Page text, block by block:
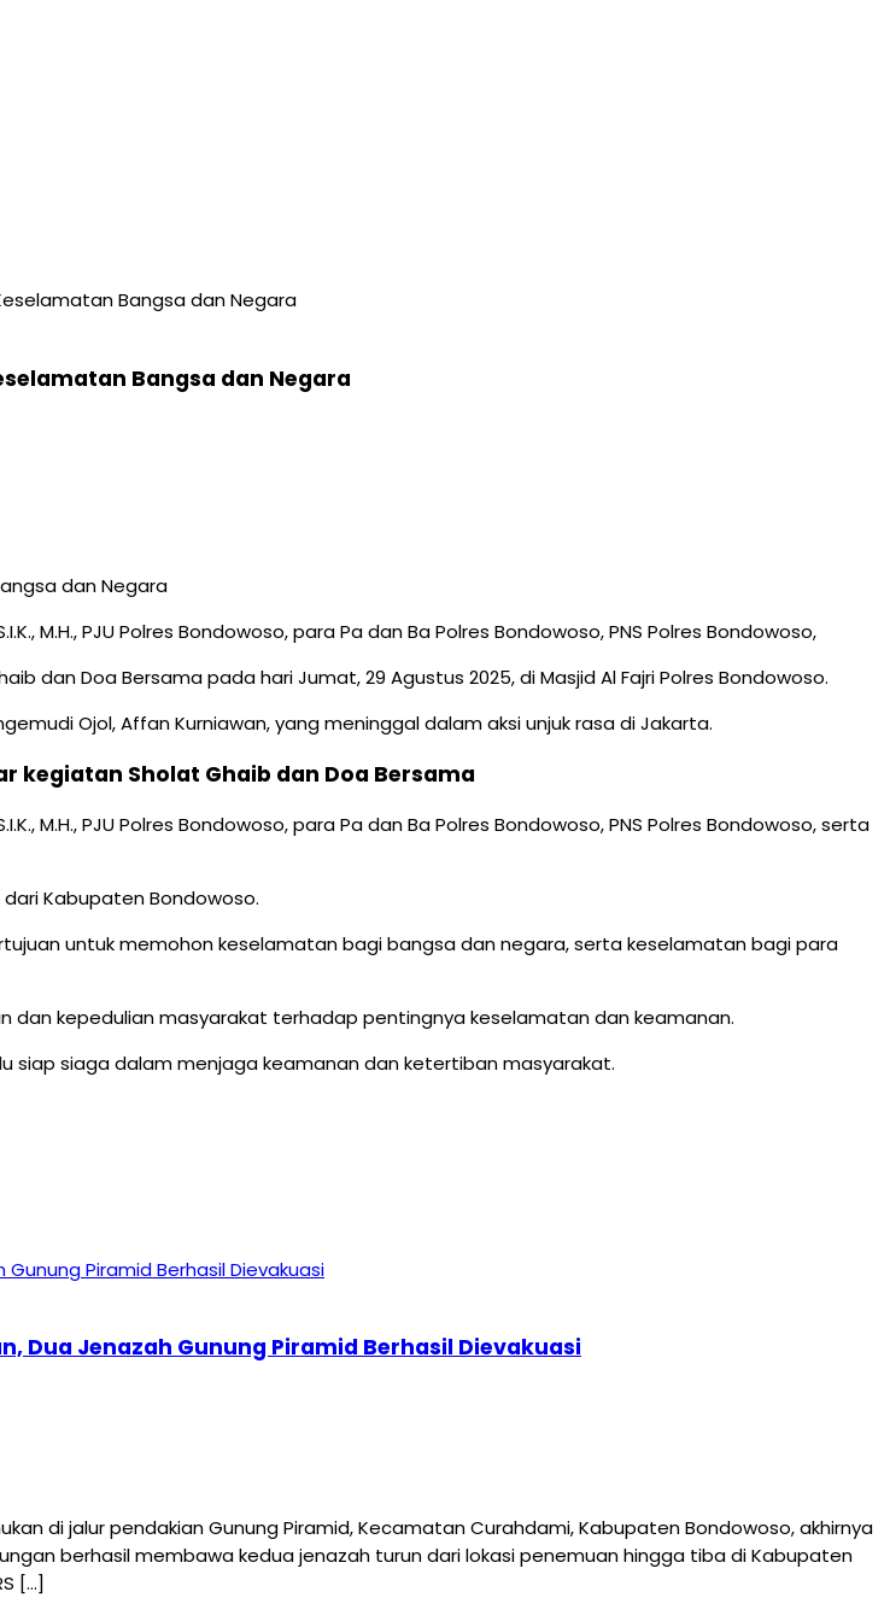
Bangsa dan Negara
Bangsa dan Negara
M.H., PJU Polres Bondowoso, para Pa dan Ba Polres Bondowoso, PNS Polres Bondowoso,
dan Doa Bersama pada hari Jumat, 29 Agustus 2025, di Masjid Al Fajri Polres Bondowoso.
Ojol, Affan Kurniawan, yang meninggal dalam aksi unjuk rasa di Jakarta.
kegiatan Sholat Ghaib dan Doa Bersama
M.H., PJU Polres Bondowoso, para Pa dan Ba Polres Bondowoso, PNS Polres Bondowoso, serta
Kabupaten Bondowoso.
untuk memohon keselamatan bagi bangsa dan negara, serta keselamatan bagi para
dan kepedulian masyarakat terhadap pentingnya keselamatan dan keamanan.
siap siaga dalam menjaga keamanan dan ketertiban masyarakat.
Dua Jenazah Gunung Piramid Berhasil Dievakuasi
di jalur pendakian Gunung Piramid, Kecamatan Curahdami, Kabupaten Bondowoso, akhirnya
berhasil membawa kedua jenazah turun dari lokasi penemuan hingga tiba di Kabupaten
[…]